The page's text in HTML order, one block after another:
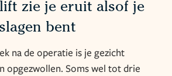
zie je eruit alsof je
bent
na de operatie is je gezicht
opgezwollen. Soms wel tot drie